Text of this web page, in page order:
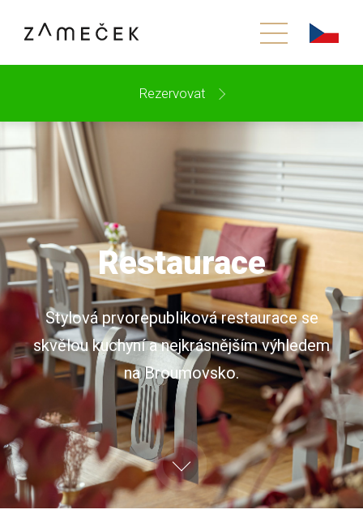
Rezervovat
Restaurace
Stylová prvorepubliková restaurace se
skvělou kuchyní a nejkrásnějším výhledem
na Broumovsko.